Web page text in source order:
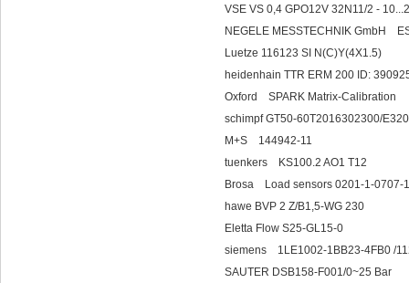
VSE VS 0,4 GPO12V 32N11/2 -
NEGELE
Luetze 116123 SI N(C)Y(4X1.5)
heidenhain TTR ERM 200 ID:
Oxford SPARK Matrix-Calibration
schimpf GT50-
M+S 144942-11
tuenkers KS100.2
Brosa Load sensors 0201-1-0707-
hawe BVP 2 Z/B1,5-WG 230
Eletta Flow S25-GL15-0
siemens 1LE1002-
SAUTER DSB158-F001/0~25 Bar